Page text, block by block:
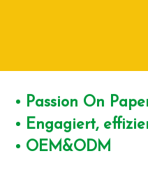
Passion On
Engagiert,
OEM&ODM